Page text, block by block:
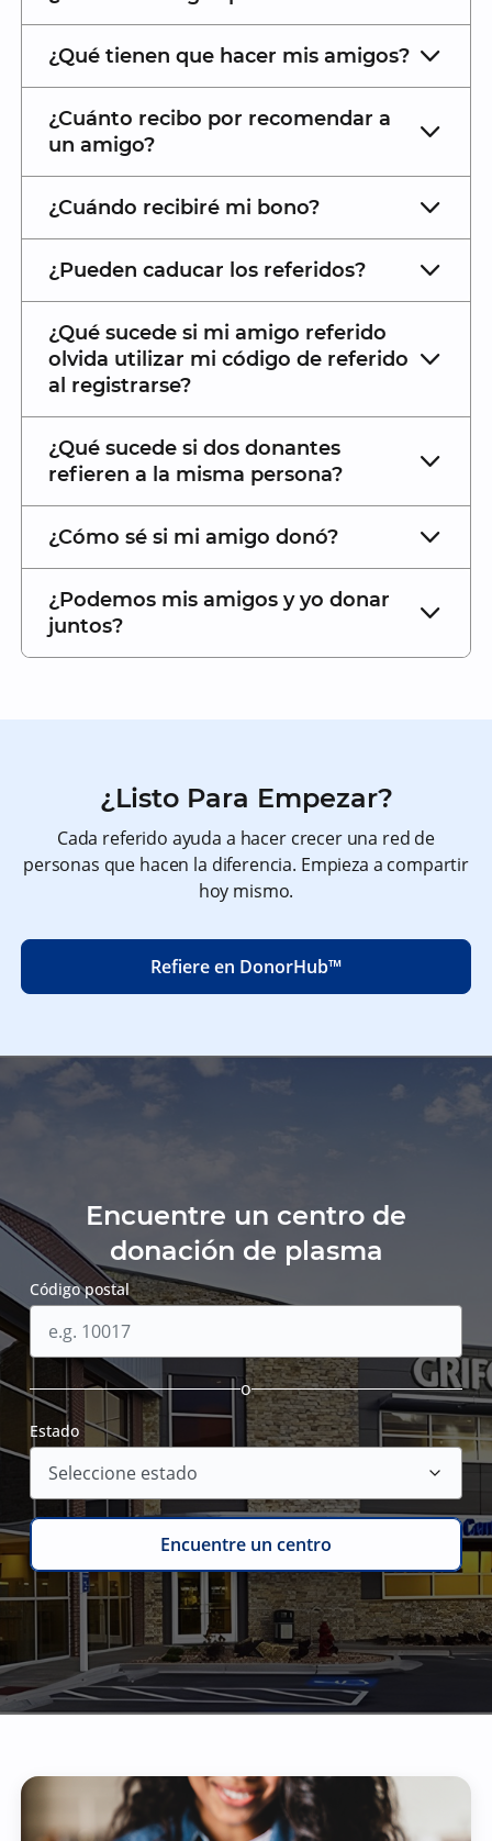
¿Qué tienen que hacer mis amigos?
¿Cuánto recibo por recomendar a
un amigo?
¿Cuándo recibiré mi bono?
¿Pueden caducar los referidos?
¿Qué sucede si mi amigo referido
olvida utilizar mi código de referido
al registrarse?
¿Qué sucede si dos donantes
refieren a la misma persona?
¿Cómo sé si mi amigo donó?
¿Podemos mis amigos y yo donar
juntos?
¿Listo Para Empezar?
Cada referido ayuda a hacer crecer una red de
personas que hacen la diferencia. Empieza a compartir
hoy mismo.
Refiere en DonorHub™
Encuentre un centro de
donación de plasma
Código postal
o
Estado
Encuentre un centro